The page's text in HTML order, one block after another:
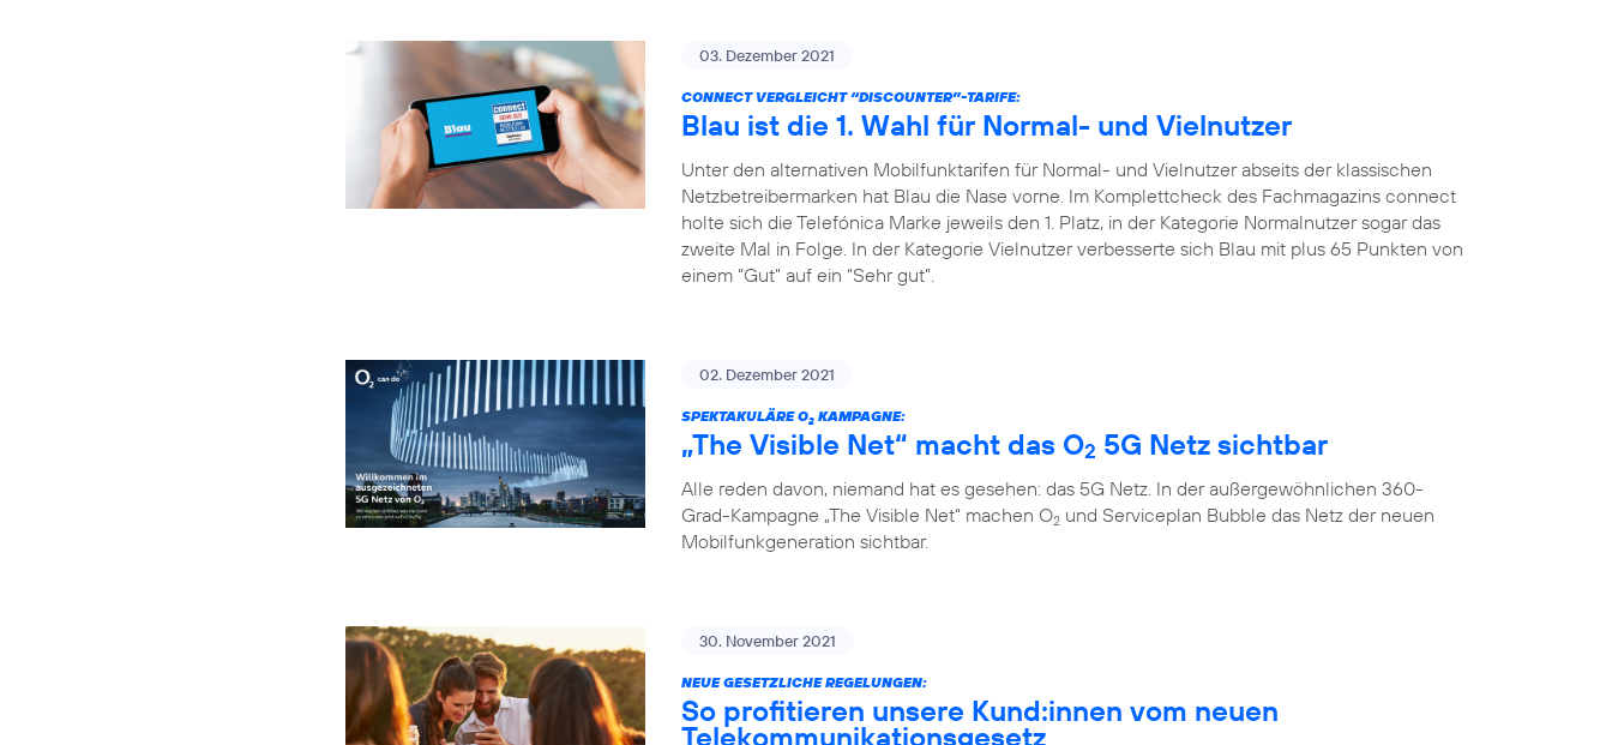
03. Dezember 2021
CONNECT VERGLEICHT “DISCOUNTER”-TARIFE:
Blau ist die 1. Wahl für Normal- und Vielnutzer
Unter den alternativen Mobilfunktarifen für Normal- und Vielnutzer abseits der klassischen
Netzbetreibermarken hat Blau die Nase vorne. Im Komplettcheck des Fachmagazins connect
holte sich die Telefónica Marke jeweils den 1. Platz, in der Kategorie Normalnutzer sogar das
zweite Mal in Folge. In der Kategorie Vielnutzer verbesserte sich Blau mit plus 65 Punkten von
einem “Gut” auf ein “Sehr gut”.
02. Dezember 2021
SPEKTAKULÄRE O2 KAMPAGNE:
„The Visible Net“ macht das O2 5G Netz sichtbar
Alle reden davon, niemand hat es gesehen: das 5G Netz. In der außergewöhnlichen 360-
Grad-Kampagne „The Visible Net“ machen O2 und Serviceplan Bubble das Netz der neuen
Mobilfunkgeneration sichtbar.
30. November 2021
NEUE GESETZLICHE REGELUNGEN:
So profitieren unsere Kund:innen vom neuen
Telekommunikationsgesetz